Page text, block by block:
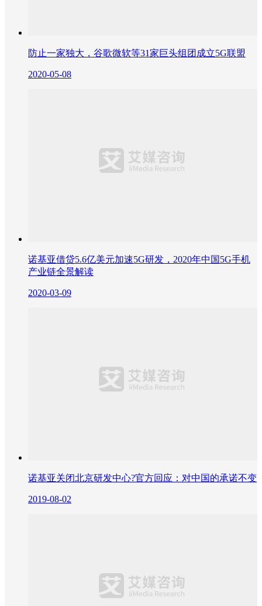
防止一家独大，谷歌微软等31家巨头组团成立5G联盟
2020-05-08
诺基亚借贷5.6亿美元加速5G研发，2020年中国5G手机
产业链全景解读
2020-03-09
诺基亚关闭北京研发中心?官方回应：对中国的承诺不变
2019-08-02